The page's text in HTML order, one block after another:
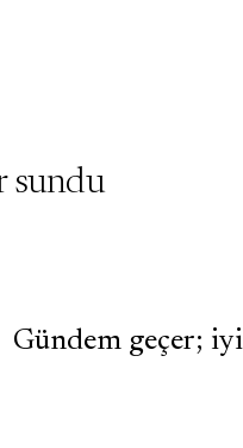
sundu
Gündem geçer;